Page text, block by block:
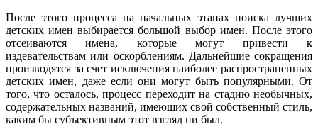
После этого процесса на начальных этапах поиска лучших
детских имен выбирается большой выбор имен. После этого
отсеиваются имена, которые могут привести к
издевательствам или оскорблениям. Дальнейшие сокращения
производятся за счет исключения наиболее распространенных
детских имен, даже если они могут быть популярными. От
того, что осталось, процесс переходит на стадию необычных,
содержательных названий, имеющих свой собственный стиль,
каким бы субъективным этот взгляд ни был.